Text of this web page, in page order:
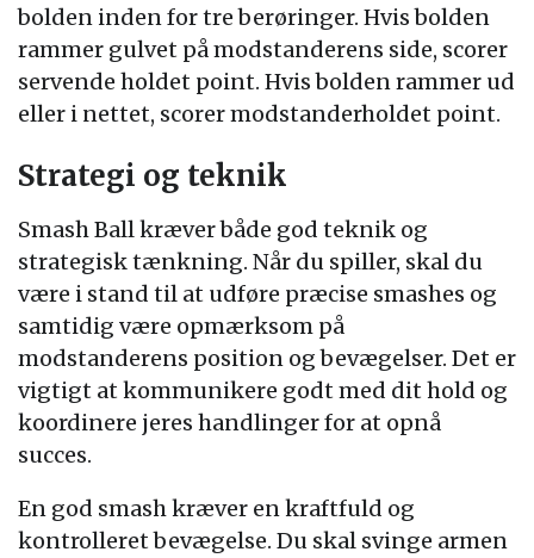
bolden inden for tre berøringer. Hvis bolden
rammer gulvet på modstanderens side, scorer
servende holdet point. Hvis bolden rammer ud
eller i nettet, scorer modstanderholdet point.
Strategi og teknik
Smash Ball kræver både god teknik og
strategisk tænkning. Når du spiller, skal du
være i stand til at udføre præcise smashes og
samtidig være opmærksom på
modstanderens position og bevægelser. Det er
vigtigt at kommunikere godt med dit hold og
koordinere jeres handlinger for at opnå
succes.
En god smash kræver en kraftfuld og
kontrolleret bevægelse. Du skal svinge armen